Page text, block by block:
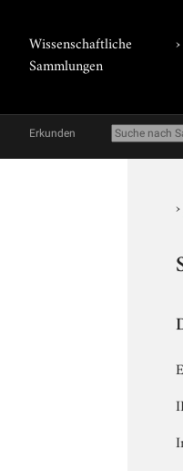
Wissenschaftliche
Sammlungen
›
Erkunden
›